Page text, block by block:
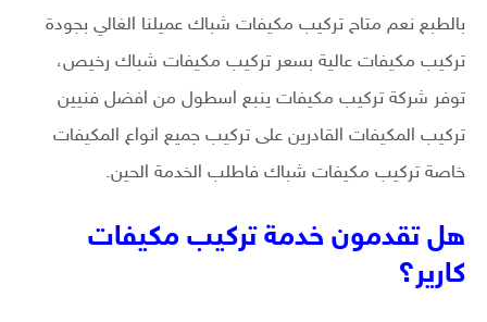
بالطبع نعم متاح تركيب مكيفات شباك عميلنا الغالي بجودة
تركيب مكيفات عالية بسعر تركيب مكيفات شباك رخيص،
توفر شركة تركيب مكيفات ينبع اسطول من افضل فنيين
تركيب المكيفات القادرين على تركيب جميع انواع المكيفات
خاصة تركيب مكيفات شباك فاطلب الخدمة الحين.
هل تقدمون خدمة تركيب مكيفات
كارير؟